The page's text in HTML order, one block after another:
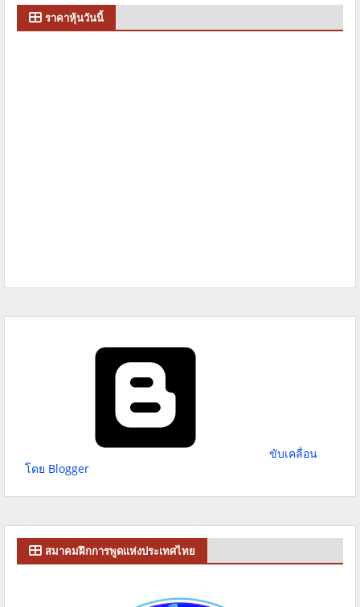
ราคาหุ้นวันนี้
ขับเคลื่อน
โดย Blogger
สมาคมฝึกการพูดแห่งประเทศไทย